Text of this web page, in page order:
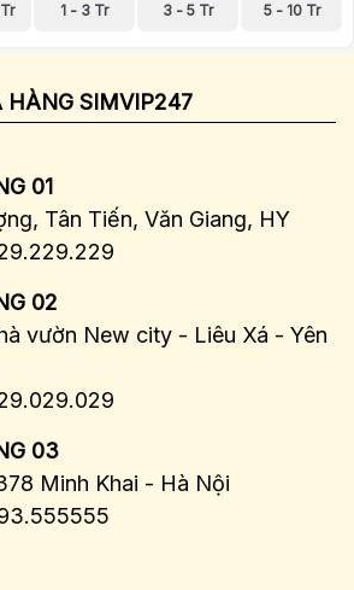
1 - 3 Tr 3 - 5 Tr 5 - 10 Tr
HÀNG SIMVIP247
01
Tân Tiến, Văn Giang, HY
02
vườn New city - Liêu Xá - Yên
03
Minh Khai - Hà Nội